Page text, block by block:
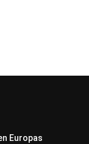
Europas